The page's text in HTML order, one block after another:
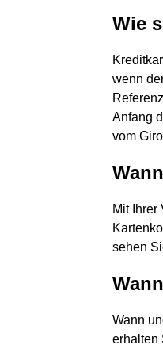
Wie
wenn
Anfang
vom
Mit Ihrer
sehen
Wann
erhalten